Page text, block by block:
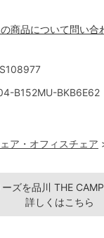
B152MU-BKB6E62
ア・オフィスチェア
商品について問い合
ズを品川 THE
詳しくはこちら